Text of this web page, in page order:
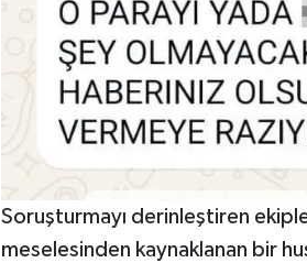
Soruşturmayı derinleştiren
meselesinden kaynaklanan bir